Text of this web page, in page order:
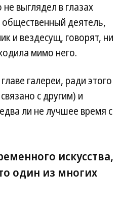
выглядел в глазах
деятель,
и вездесущ, говорят, ни
мимо него.
галереи, ради этого
с другим) и
ли не лучшее время с
искусства,
один из многих